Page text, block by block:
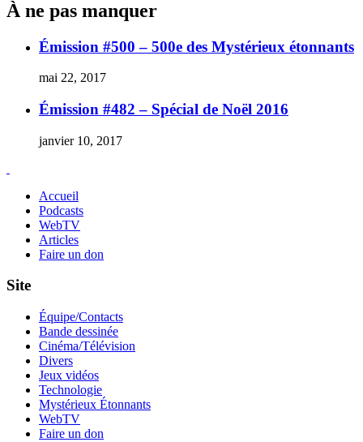
À ne pas manquer
Émission #500 – 500e des Mystérieux étonnants
mai 22, 2017
Émission #482 – Spécial de Noël 2016
janvier 10, 2017
Accueil
Podcasts
WebTV
Articles
Faire un don
Site
Équipe/Contacts
Bande dessinée
Cinéma/Télévision
Divers
Jeux vidéos
Technologie
Mystérieux Étonnants
WebTV
Faire un don